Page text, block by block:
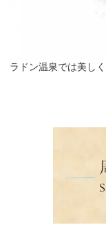
ラドン温泉では美し